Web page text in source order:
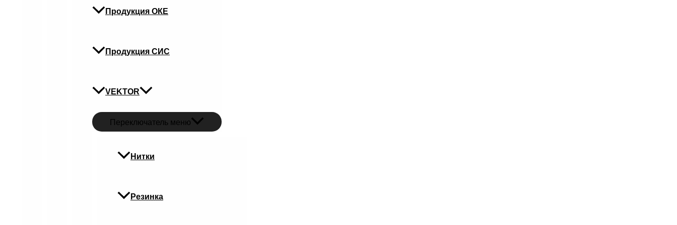
Продукция ОКЕ
Продукция СИС
VEKTOR
Переключатель меню
Нитки
Резинка